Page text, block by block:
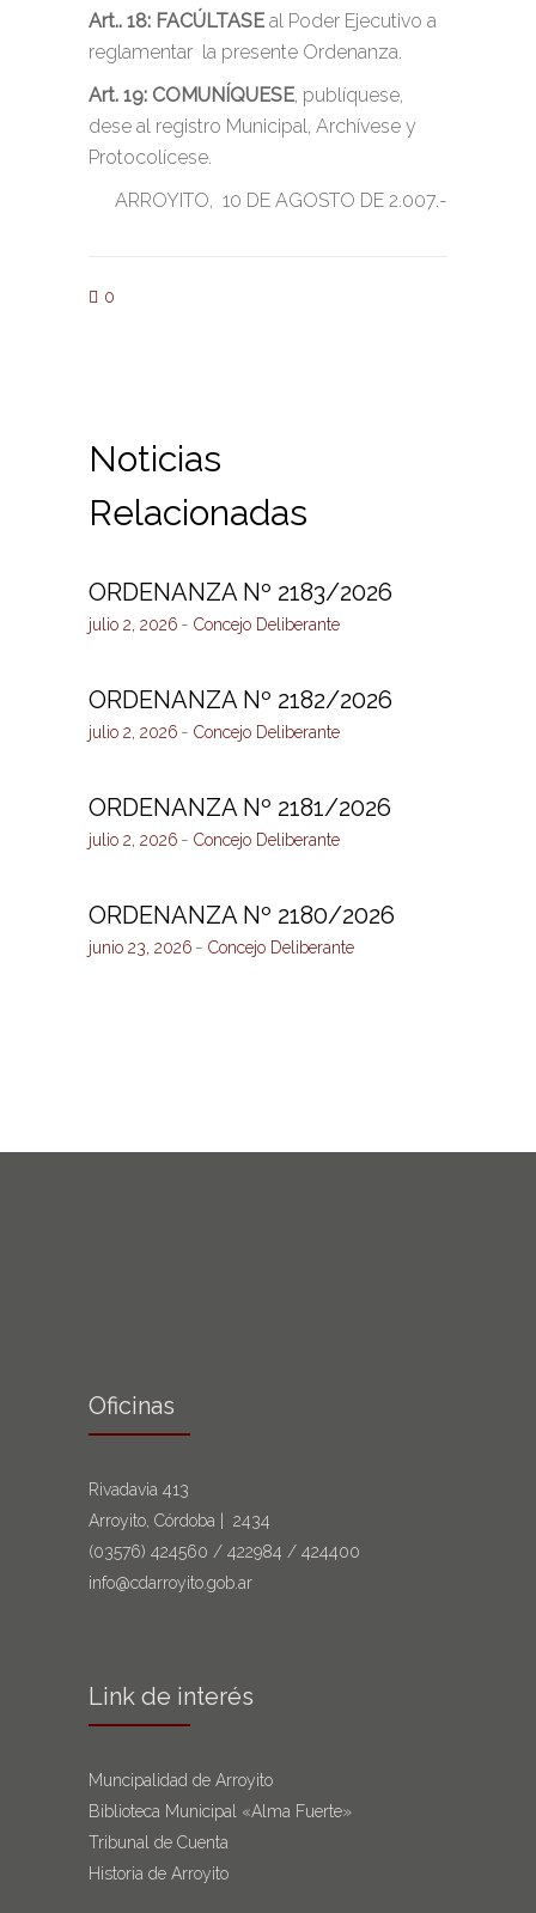
Art.. 18: FACÚLTASE al Poder Ejecutivo a
reglamentar la presente Ordenanza.
Art. 19: COMUNÍQUESE, publíquese,
dese al registro Municipal, Archívese y
Protocolícese.
ARROYITO, 10 DE AGOSTO DE 2.007.-
0
Noticias
Relacionadas
ORDENANZA Nº 2183/2026
julio 2, 2026 Concejo Deliberante
ORDENANZA Nº 2182/2026
julio 2, 2026 Concejo Deliberante
ORDENANZA Nº 2181/2026
julio 2, 2026 Concejo Deliberante
ORDENANZA Nº 2180/2026
junio 23, 2026 Concejo Deliberante
Oficinas
Rivadavia 413
Arroyito, Córdoba | 2434
(03576) 424560 / 422984 / 424400
info@cdarroyito.gob.ar
Link de interés
Muncipalidad de Arroyito
Biblioteca Municipal «Alma Fuerte»
Tribunal de Cuenta
Historia de Arroyito